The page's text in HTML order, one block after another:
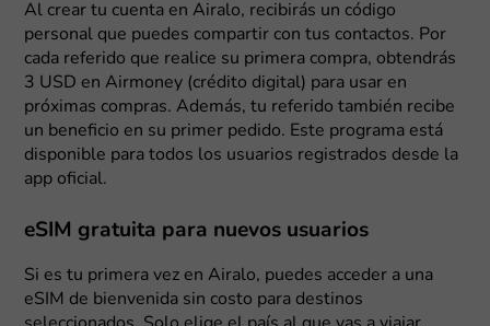
Al crear tu cuenta en Airalo, recibirás un código
personal que puedes compartir con tus contactos. Por
cada referido que realice su primera compra, obtendrás
3 USD en Airmoney (crédito digital) para usar en
próximas compras. Además, tu referido también recibe
un beneficio en su primer pedido. Este programa está
disponible para todos los usuarios registrados desde la
app oficial.
eSIM gratuita para nuevos usuarios
Si es tu primera vez en Airalo, puedes acceder a una
eSIM de bienvenida sin costo para destinos